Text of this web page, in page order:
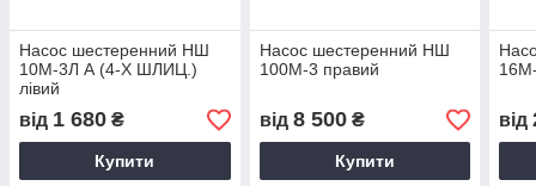
Насос шестеренний НШ
10М-3Л А (4-Х ШЛИЦ.)
лівий
від 1 680 ₴
Купити
Насос шестеренний НШ
100М-3 правий
від 8 500₴
Купити
від